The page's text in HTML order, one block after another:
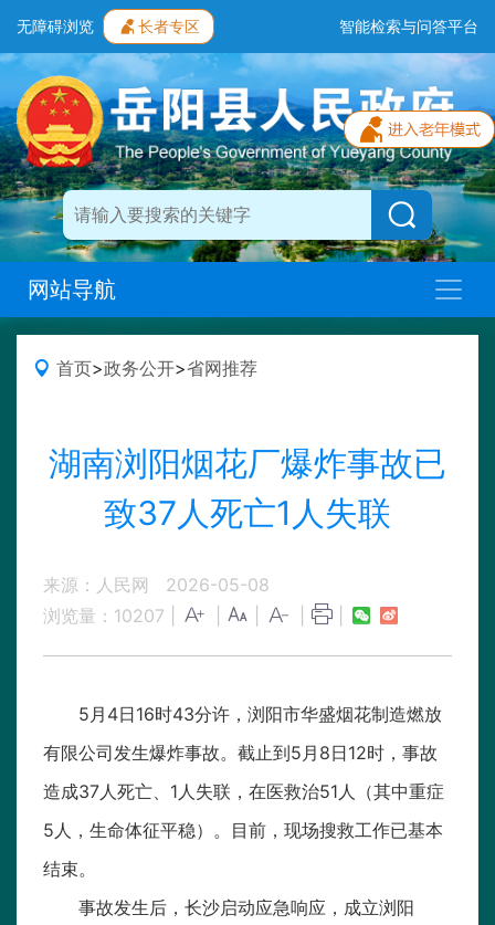
无障碍浏览 长者专区 智能检索与问答平台
网站导航
首页>政务公开>省网推荐
湖南浏阳烟花厂爆炸事故已
致37人死亡1人失联
来源：人民网
2026-05-08
浏览量： 10207
5月4日16时43分许，浏阳市华盛烟花制造燃放
有限公司发生爆炸事故。截止到5月8日12时，事故
造成37人死亡、1人失联，在医救治51人（其中重症
5人，生命体征平稳）。目前，现场搜救工作已基本
结束。
事故发生后，长沙启动应急响应，成立浏阳